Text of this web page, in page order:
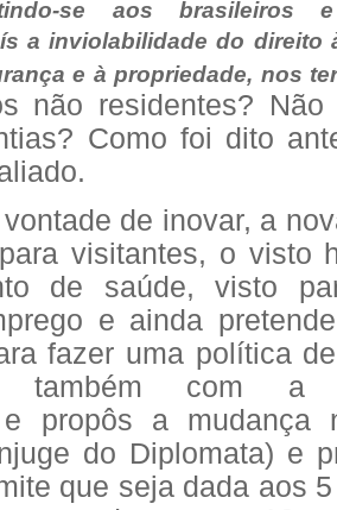
se aos brasileiros
a inviolabilidade do direito
e à propriedade, nos
não residentes?
Como foi dito
de inovar, a
visitantes, o visto
de saúde, visto
e ainda
fazer uma política
também com a
e propôs a mudança
do Diplomata) e
que seja dada aos